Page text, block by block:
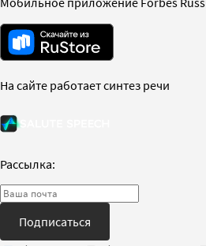
На сайте работает синтез речи
Рассылка:
Подписаться